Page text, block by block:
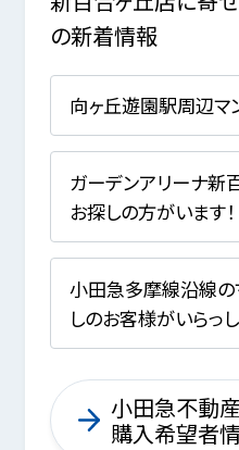
の新着情報
向ヶ丘遊園駅周辺マ
ガーデンアリーナ新
お探しの方がいます！
小田急多摩線沿線の
しのお客様がいらっし
小田急不動
購入希望者